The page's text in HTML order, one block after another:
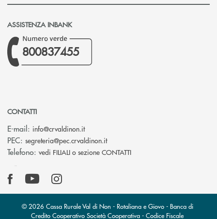
ASSISTENZA INBANK
800837455
CONTATTI
E-mail: info@crvaldinon.it(si apre l’app di posta elettronica)
PEC: segreteria@pec.crvaldinon.it(si apre l’app di posta
Telefono: vedi FILIALI o sezione CONTATTI
© 2026 Cassa Rurale Val di Non - Rotaliana e Giovo - Banca di
Credito Cooperativo Società Cooperativa - Codice Fiscale